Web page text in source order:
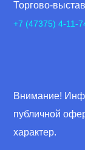
Торгово-
+7 (47375) 4-11-
Внимание!
публичной
характер.